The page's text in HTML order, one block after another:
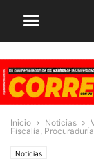
Inicio Noticias
Fiscalía,
Noticias